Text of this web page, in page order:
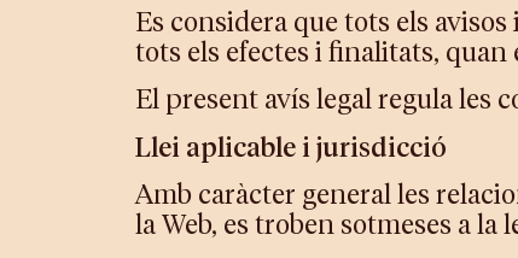
Es considera que tots els
tots els efectes i finalitats,
El present avís legal regula les
Llei aplicable i jurisdicció
Amb caràcter general les
la Web, es troben sotmeses a